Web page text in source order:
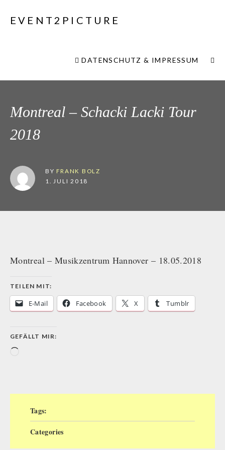
EVENT2PICTURE
DATENSCHUTZ & IMPRESSUM
Montreal – Schacki Lacki Tour
2018
BY FRANK BOLZ
1. JULI 2018
Montreal – Musikzentrum Hannover – 18.05.2018
TEILEN MIT:
E-Mail Facebook X Tumblr
GEFÄLLT MIR:
Tags:
Categories